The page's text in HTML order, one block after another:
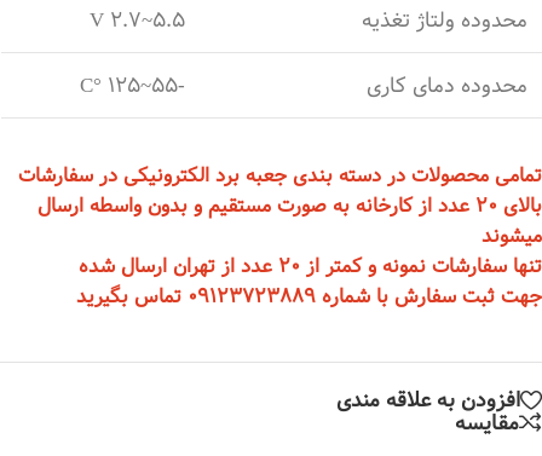
محدوده ولتاژ تغذیه
5.5
~
2.7 V
محدوده دمای کاری
-55
~
125 °C
تمامی محصولات در دسته بندی جعبه برد الکترونیکی در سفارشات
بالای 20 عدد از کارخانه به صورت مستقیم و بدون واسطه ارسال
میشوند
تنها سفارشات نمونه و کمتر از 20 عدد از تهران ارسال شده
جهت ثبت سفارش با شماره 09123723889 تماس بگیرید
افزودن به علاقه مندی
مقایسه